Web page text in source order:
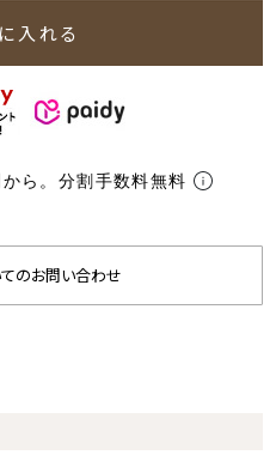
入れる
から。分割手数料無料
のお問い合わせ